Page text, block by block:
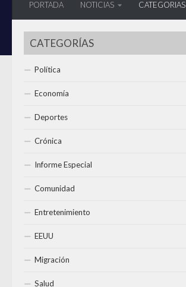
PORTADA NOTICIAS CATEGORIAS
CATEGORÍAS
Política
Economía
Deportes
Crónica
Informe Especial
Comunidad
Entretenimiento
EEUU
Migración
Salud